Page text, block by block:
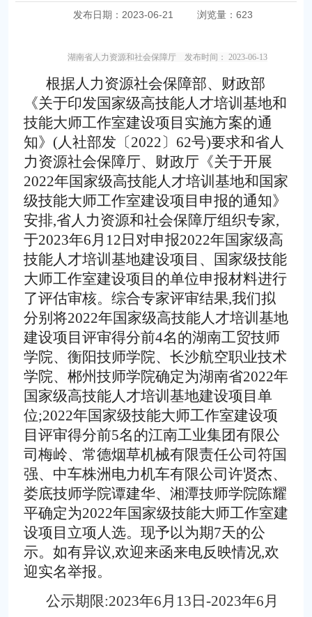
发布日期：2023-06-21 浏览量： 623
湖南省人力资源和社会保障厅 发布时间： 2023-06-13
根据人力资源社会保障部、财政部
《关于印发国家级高技能人才培训基地和
技能大师工作室建设项目实施方案的通
知》(人社部发〔2022〕62号)要求和省人
力资源社会保障厅、财政厅《关于开展
2022年国家级高技能人才培训基地和国家
级技能大师工作室建设项目申报的通知》
安排,省人力资源和社会保障厅组织专家,
于2023年6月12日对申报2022年国家级高
技能人才培训基地建设项目、国家级技能
大师工作室建设项目的单位申报材料进行
了评估审核。综合专家评审结果,我们拟
分别将2022年国家级高技能人才培训基地
建设项目评审得分前4名的湖南工贸技师
学院、衡阳技师学院、长沙航空职业技术
学院、郴州技师学院确定为湖南省2022年
国家级高技能人才培训基地建设项目单
位;2022年国家级技能大师工作室建设项
目评审得分前5名的江南工业集团有限公
司梅岭、常德烟草机械有限责任公司符国
强、中车株洲电力机车有限公司许贤杰、
娄底技师学院谭建华、湘潭技师学院陈耀
平确定为2022年国家级技能大师工作室建
设项目立项人选。现予以为期7天的公
示。如有异议,欢迎来函来电反映情况,欢
迎实名举报。
公示期限:2023年6月13日-2023年6月